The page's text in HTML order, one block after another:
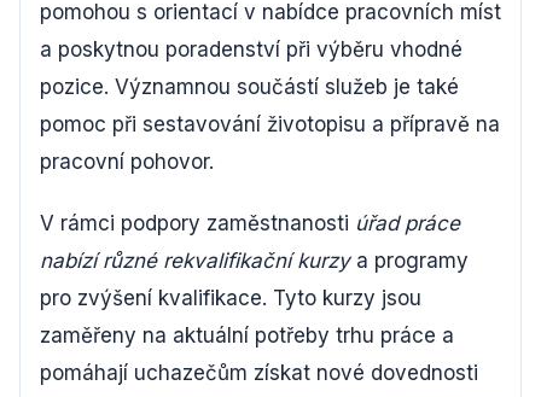
pomohou s orientací v nabídce pracovních míst
a poskytnou poradenství při výběru vhodné
pozice. Významnou součástí služeb je také
pomoc při sestavování životopisu a přípravě na
pracovní pohovor.
V rámci podpory zaměstnanosti úřad práce
nabízí různé rekvalifikační kurzya programy
pro zvýšení kvalifikace. Tyto kurzy jsou
zaměřeny na aktuální potřeby trhu práce a
pomáhají uchazečům získat nové dovednosti